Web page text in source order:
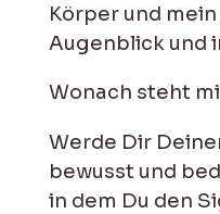
Körper und
Augenblick und
Wonach steht
Werde Dir
bewusst und
in dem Du den